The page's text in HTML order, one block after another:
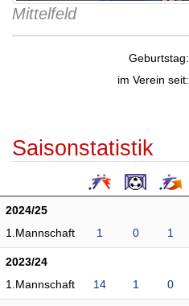
Mittelfeld
Geburtstag:
im Verein seit:
Saisonstatistik
2024/25
1.Mannschaft
1 0 1
2023/24
1.Mannschaft
14 1 0